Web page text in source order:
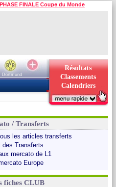
FINALE Coupe du Monde
Dortmund
Résultats
Classements
Calendriers
/ Transferts
les articles transferts
des Transferts
mercato de L1
Europe
fiches CLUB